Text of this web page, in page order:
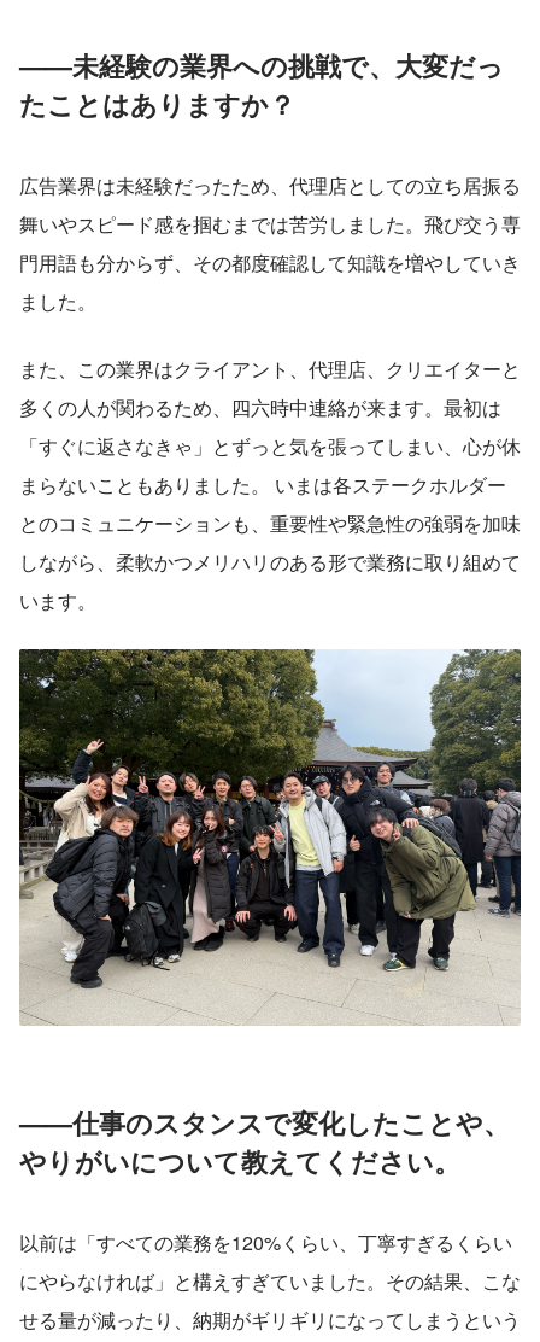
——未経験の業界への挑戦で、大変だっ
たことはありますか？
広告業界は未経験だったため、代理店としての立ち居振る
舞いやスピード感を掴むまでは苦労しました。飛び交う専
門用語も分からず、その都度確認して知識を増やしていき
ました。
また、この業界はクライアント、代理店、クリエイターと
多くの人が関わるため、四六時中連絡が来ます。最初は
「すぐに返さなきゃ」とずっと気を張ってしまい、心が休
まらないこともありました。 いまは各ステークホルダー
とのコミュニケーションも、重要性や緊急性の強弱を加味
しながら、柔軟かつメリハリのある形で業務に取り組めて
います。
——仕事のスタンスで変化したことや、
やりがいについて教えてください。
以前は「すべての業務を120%くらい、丁寧すぎるくらい
にやらなければ」と構えすぎていました。その結果、こな
せる量が減ったり、納期がギリギリになってしまうという